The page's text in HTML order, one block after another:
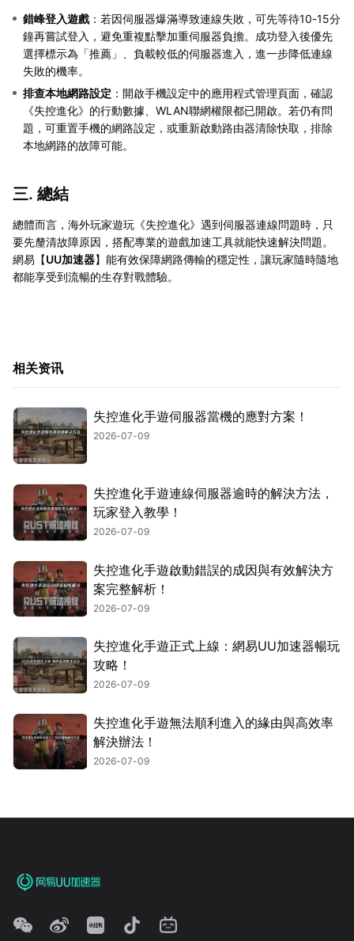
錯峰登入遊戲：若因伺服器爆滿導致連線失敗，可先等待10-15分
鐘再嘗試登入，避免重複點擊加重伺服器負擔。成功登入後優先
選擇標示為「推薦」、負載較低的伺服器進入，進一步降低連線
失敗的機率。
排查本地網路設定 ：開啟手機設定中的應用程式管理頁面，確認
《失控進化》的行動數據、WLAN聯網權限都已開啟。若仍有問
題，可重置手機的網路設定，或重新啟動路由器清除快取，排除
本地網路的故障可能。
三. 總結
總體而言，海外玩家遊玩《失控進化》遇到伺服器連線問題時，只
要先釐清故障原因，搭配專業的遊戲加速工具就能快速解決問題。
網易【UU加速器】能有效保障網路傳輸的穩定性，讓玩家隨時隨地
都能享受到流暢的生存對戰體驗。
相关资讯
失控進化手遊伺服器當機的應對方案！
2026-07-09
失控進化手遊連線伺服器逾時的解決方法，
玩家登入教學！
2026-07-09
失控進化手遊啟動錯誤的成因與有效解決方
案完整解析！
2026-07-09
失控進化手遊正式上線：網易UU加速器暢玩
攻略！
2026-07-09
失控進化手遊無法順利進入的緣由與高效率
解決辦法！
2026-07-09